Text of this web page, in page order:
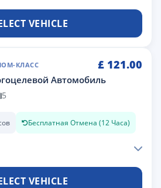
VEHICLE
КЛАСС £ 121.00
Автомобиль
5
Бесплатная Отмена (12 Часа)
VEHICLE